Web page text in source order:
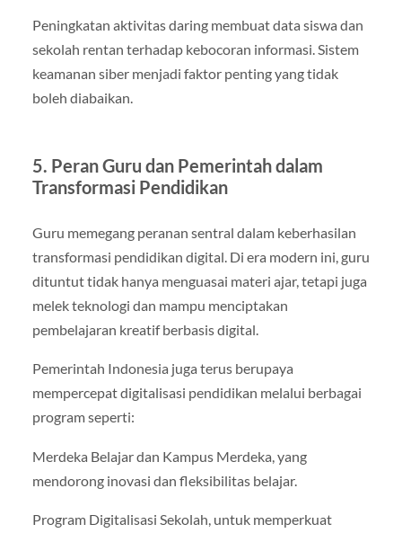
Peningkatan aktivitas daring membuat data siswa dan
sekolah rentan terhadap kebocoran informasi. Sistem
keamanan siber menjadi faktor penting yang tidak
boleh diabaikan.
5. Peran Guru dan Pemerintah dalam
Transformasi Pendidikan
Guru memegang peranan sentral dalam keberhasilan
transformasi pendidikan digital. Di era modern ini, guru
dituntut tidak hanya menguasai materi ajar, tetapi juga
melek teknologi dan mampu menciptakan
pembelajaran kreatif berbasis digital.
Pemerintah Indonesia juga terus berupaya
mempercepat digitalisasi pendidikan melalui berbagai
program seperti:
Merdeka Belajar dan Kampus Merdeka, yang
mendorong inovasi dan fleksibilitas belajar.
Program Digitalisasi Sekolah, untuk memperkuat